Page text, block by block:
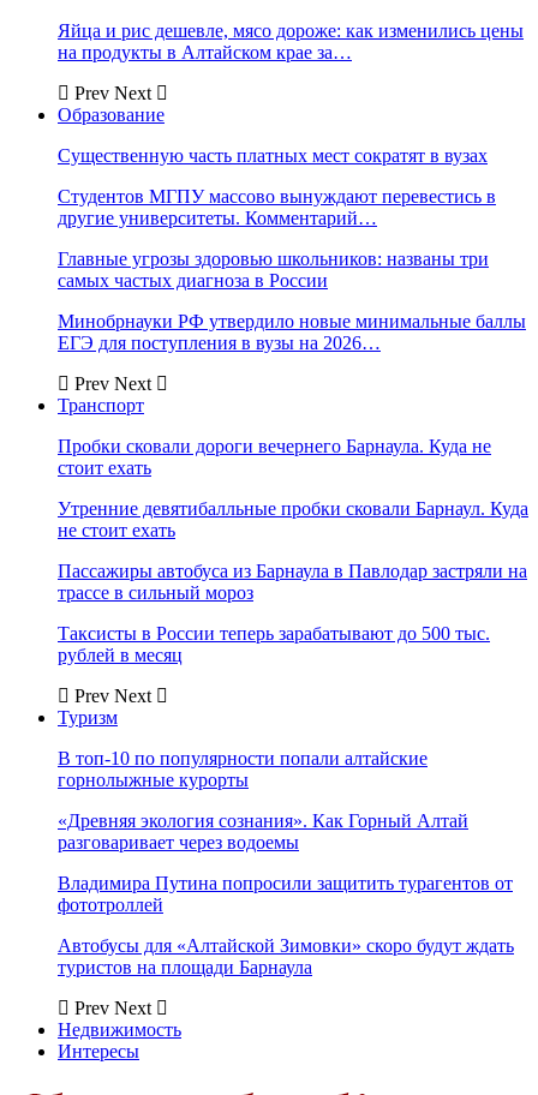
Яйца и рис дешевле, мясо дороже: как изменились цены
на продукты в Алтайском крае за…
Prev Next
Образование
Существенную часть платных мест сократят в вузах
Студентов МГПУ массово вынуждают перевестись в
другие университеты. Комментарий…
Главные угрозы здоровью школьников: названы три
самых частых диагноза в России
Минобрнауки РФ утвердило новые минимальные баллы
ЕГЭ для поступления в вузы на 2026…
Prev Next
Транспорт
Пробки сковали дороги вечернего Барнаула. Куда не
стоит ехать
Утренние девятибалльные пробки сковали Барнаул. Куда
не стоит ехать
Пассажиры автобуса из Барнаула в Павлодар застряли на
трассе в сильный мороз
Таксисты в России теперь зарабатывают до 500 тыс.
рублей в месяц
Prev Next
Туризм
В топ-10 по популярности попали алтайские
горнолыжные курорты
«Древняя экология сознания». Как Горный Алтай
разговаривает через водоемы
Владимира Путина попросили защитить турагентов от
фототроллей
Автобусы для «Алтайской Зимовки» скоро будут ждать
туристов на площади Барнаула
Prev Next
Недвижимость
Интересы